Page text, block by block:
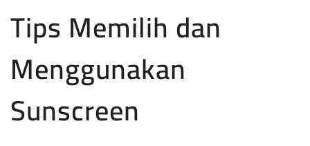
Tips Memilih dan
Menggunakan
Sunscreen